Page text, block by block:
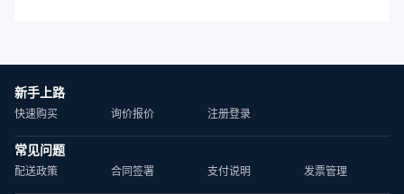
新手上路
快速购买 询价报价 注册登录
常见问题
配送政策 合同签署 支付说明 发票管理